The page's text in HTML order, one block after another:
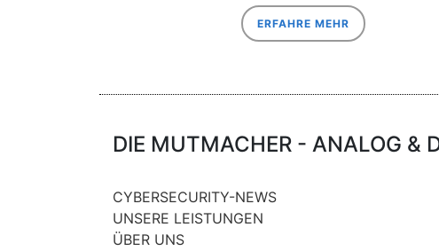
ERFAHRE MEHR
DIE MUTMACHER - ANALOG &
CYBERSECURITY-NEWS
UNSERE LEISTUNGEN
ÜBER UNS